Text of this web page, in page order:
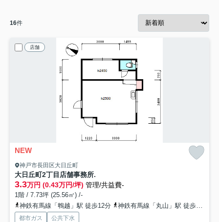
16件
店舗
NEW
神戸市長田区大日丘町
大日丘町2丁目店舗事務所.
3.3万円 (0.43万円/坪) 管理/共益費-
1階 / 7.73坪 (25.56㎡) /-
神鉄有馬線「鵯越」駅 徒歩12分
神鉄有馬線「丸山」駅 徒歩14分
都市ガス
公共下水